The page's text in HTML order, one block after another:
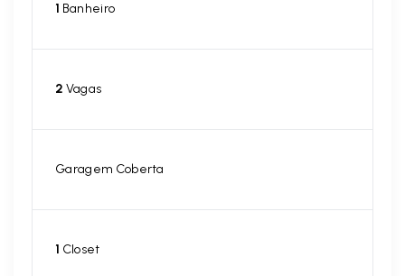
1 Banheiro
2 Vagas
Garagem Coberta
1 Closet